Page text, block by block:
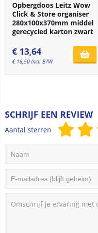
Opbergdoos Leitz Wow
Click & Store organiser
280x100x370mm middel
gerecycled karton zwart
€ 13,64
€ 16,50 Incl. BTW
SCHRIJF EEN REVIEW
Aantal sterren